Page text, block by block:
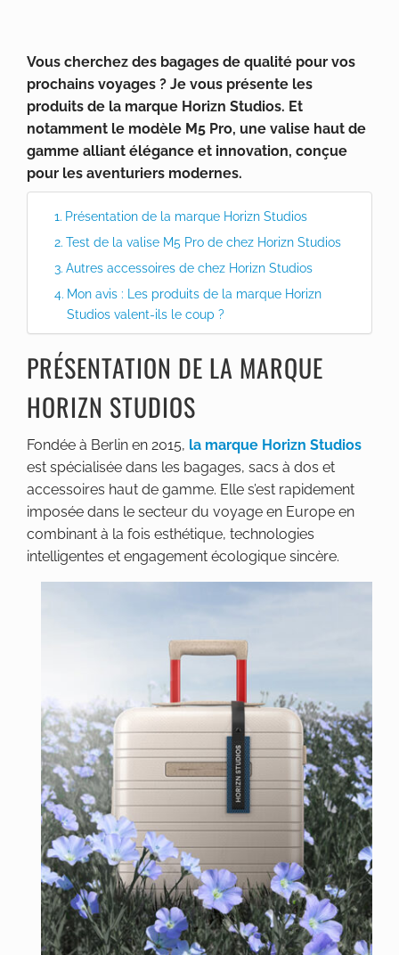
Vous cherchez des bagages de qualité pour vos
prochains voyages ? Je vous présente les
produits de la marque Horizn Studios. Et
notamment le modèle M5 Pro, une valise haut de
gamme alliant élégance et innovation, conçue
pour les aventuriers modernes.
Présentation de la marque Horizn Studios
Test de la valise M5 Pro de chez Horizn Studios
Autres accessoires de chez Horizn Studios
Mon avis : Les produits de la marque Horizn
Studios valent-ils le coup ?
PRÉSENTATION DE LA MARQUE
HORIZN STUDIOS
Fondée à Berlin en 2015, la marque Horizn Studios
est spécialisée dans les bagages, sacs à dos et
accessoires haut de gamme. Elle s’est rapidement
imposée dans le secteur du voyage en Europe en
combinant à la fois esthétique, technologies
intelligentes et engagement écologique sincère.